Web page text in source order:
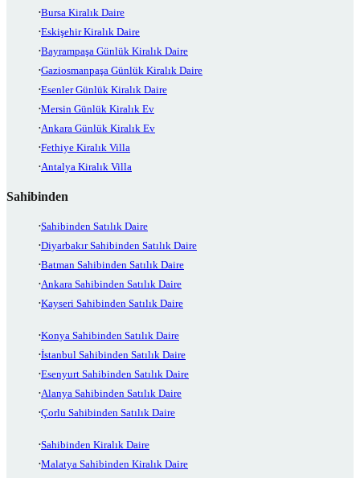
Bursa Kiralık Daire
Eskişehir Kiralık Daire
Bayrampaşa Günlük Kiralık Daire
Gaziosmanpaşa Günlük Kiralık Daire
Esenler Günlük Kiralık Daire
Mersin Günlük Kiralık Ev
Ankara Günlük Kiralık Ev
Fethiye Kiralık Villa
Antalya Kiralık Villa
Sahibinden
Sahibinden Satılık Daire
Diyarbakır Sahibinden Satılık Daire
Batman Sahibinden Satılık Daire
Ankara Sahibinden Satılık Daire
Kayseri Sahibinden Satılık Daire
Konya Sahibinden Satılık Daire
İstanbul Sahibinden Satılık Daire
Esenyurt Sahibinden Satılık Daire
Alanya Sahibinden Satılık Daire
Çorlu Sahibinden Satılık Daire
Sahibinden Kiralık Daire
Malatya Sahibinden Kiralık Daire